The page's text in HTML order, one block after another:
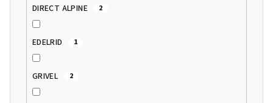
DIRECT ALPINE 2
EDELRID 1
GRIVEL 2